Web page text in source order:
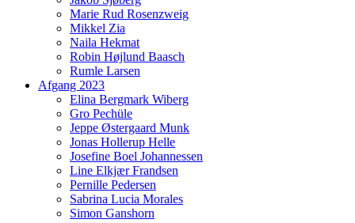
Marie Rud Rosenzweig
Mikkel Zia
Naila Hekmat
Robin Højlund Baasch
Rumle Larsen
Afgang 2023
Elina Bergmark Wiberg
Gro Pechüle
Jeppe Østergaard Munk
Jonas Hollerup Helle
Josefine Boel Johannessen
Line Elkjær Frandsen
Pernille Pedersen
Sabrina Lucia Morales
Simon Ganshorn